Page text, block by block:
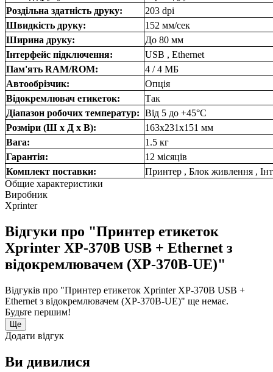
Роздільна здатність друку:
203 dpi
Швидкість друку:
152 мм/сек
Ширина друку:
До 80 мм
Інтерфейс підключення:
USB , Ethernet
Пам'ять RAM/ROM:
4 / 4 МБ
Автообрізчик:
Опція
Відокремлювач етикеток:
Так
Діапазон робочих температур: Від 5 до +45°C
Розміри (Ш х Д х В):
163x231x151 мм
Вага:
1.5 кг
Гарантія:
12 місяців
Комплект поставки:
Принтер , Блок живлення ,
Общие характеристики
Виробник
Xprinter
Відгуки про "Принтер етикеток
Xprinter XP-370B USB + Ethernet з
відокремлювачем (XP-370B-UE)"
Відгуків про "Принтер етикеток Xprinter XP-370B USB +
Ethernet з відокремлювачем (XP-370B-UE)" ще немає.
Будьте першим!
Ще
Додати відгук
Ви дивилися